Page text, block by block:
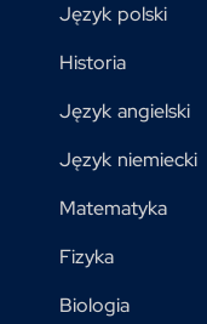
Język polski
Historia
Język angielski
Język niemiecki
Matematyka
Fizyka
Biologia